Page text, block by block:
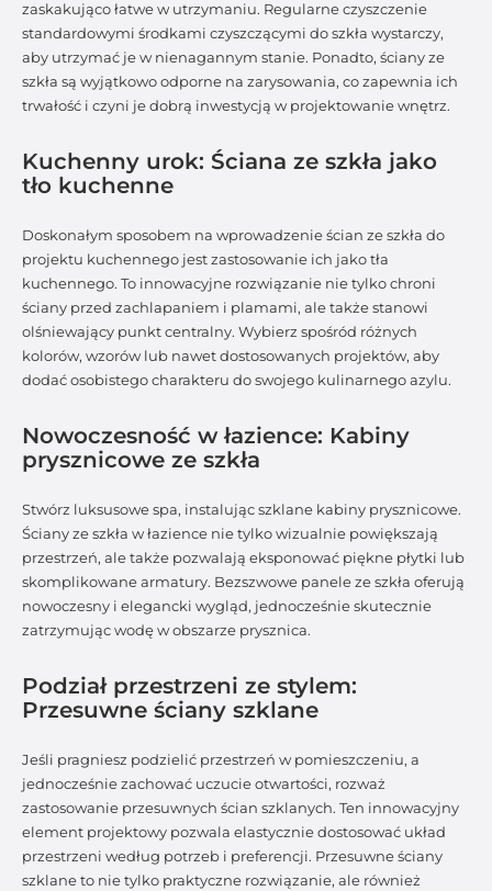
zaskakująco łatwe w utrzymaniu. Regularne czyszczenie
standardowymi środkami czyszczącymi do szkła wystarczy,
aby utrzymać je w nienagannym stanie. Ponadto, ściany ze
szkła są wyjątkowo odporne na zarysowania, co zapewnia ich
trwałość i czyni je dobrą inwestycją w projektowanie wnętrz.
Kuchenny urok: Ściana ze szkła jako
tło kuchenne
Doskonałym sposobem na wprowadzenie ścian ze szkła do
projektu kuchennego jest zastosowanie ich jako tła
kuchennego. To innowacyjne rozwiązanie nie tylko chroni
ściany przed zachlapaniem i plamami, ale także stanowi
olśniewający punkt centralny. Wybierz spośród różnych
kolorów, wzorów lub nawet dostosowanych projektów, aby
dodać osobistego charakteru do swojego kulinarnego azylu.
Nowoczesność w łazience: Kabiny
prysznicowe ze szkła
Stwórz luksusowe spa, instalując szklane kabiny prysznicowe.
Ściany ze szkła w łazience nie tylko wizualnie powiększają
przestrzeń, ale także pozwalają eksponować piękne płytki lub
skomplikowane armatury. Bezszwowe panele ze szkła oferują
nowoczesny i elegancki wygląd, jednocześnie skutecznie
zatrzymując wodę w obszarze prysznica.
Podział przestrzeni ze stylem:
Przesuwne ściany szklane
Jeśli pragniesz podzielić przestrzeń w pomieszczeniu, a
jednocześnie zachować uczucie otwartości, rozważ
zastosowanie przesuwnych ścian szklanych. Ten innowacyjny
element projektowy pozwala elastycznie dostosować układ
przestrzeni według potrzeb i preferencji. Przesuwne ściany
szklane to nie tylko praktyczne rozwiązanie, ale również